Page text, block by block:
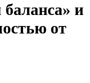
баланса» и
от